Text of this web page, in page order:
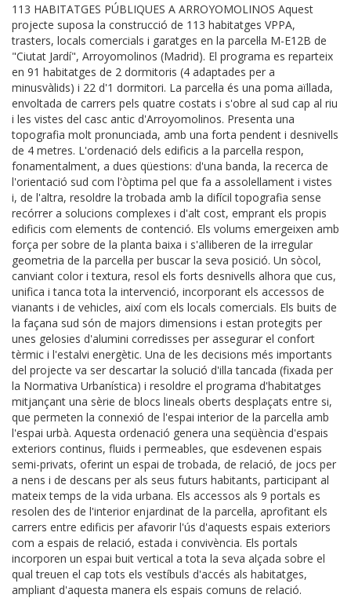
113 HABITATGES PÚBLIQUES A ARROYOMOLINOS Aquest
projecte suposa la construcció de 113 habitatges VPPA,
trasters, locals comercials i garatges en la parcel·la M-E12B de
"Ciutat Jardí", Arroyomolinos (Madrid). El programa es reparteix
en 91 habitatges de 2 dormitoris (4 adaptades per a
minusvàlids) i 22 d'1 dormitori. La parcel·la és una poma aïllada,
envoltada de carrers pels quatre costats i s'obre al sud cap al riu
i les vistes del casc antic d'Arroyomolinos. Presenta una
topografia molt pronunciada, amb una forta pendent i desnivells
de 4 metres. L'ordenació dels edificis a la parcel·la respon,
fonamentalment, a dues qüestions: d'una banda, la recerca de
l'orientació sud com l'òptima pel que fa a assolellament i vistes
i, de l'altra, resoldre la trobada amb la difícil topografia sense
recórrer a solucions complexes i d'alt cost, emprant els propis
edificis com elements de contenció. Els volums emergeixen amb
força per sobre de la planta baixa i s'alliberen de la irregular
geometria de la parcel·la per buscar la seva posició. Un sòcol,
canviant color i textura, resol els forts desnivells alhora que cus,
unifica i tanca tota la intervenció, incorporant els accessos de
vianants i de vehicles, així com els locals comercials. Els buits de
la façana sud són de majors dimensions i estan protegits per
unes gelosies d'alumini corredisses per assegurar el confort
tèrmic i l'estalvi energètic. Una de les decisions més importants
del projecte va ser descartar la solució d'illa tancada (fixada per
la Normativa Urbanística) i resoldre el programa d'habitatges
mitjançant una sèrie de blocs lineals oberts desplaçats entre si,
que permeten la connexió de l'espai interior de la parcel·la amb
l'espai urbà. Aquesta ordenació genera una seqüència d'espais
exteriors continus, fluids i permeables, que esdevenen espais
semi-privats, oferint un espai de trobada, de relació, de jocs per
a nens i de descans per als seus futurs habitants, participant al
mateix temps de la vida urbana. Els accessos als 9 portals es
resolen des de l'interior enjardinat de la parcel·la, aprofitant els
carrers entre edificis per afavorir l'ús d'aquests espais exteriors
com a espais de relació, estada i convivència. Els portals
incorporen un espai buit vertical a tota la seva alçada sobre el
qual treuen el cap tots els vestíbuls d'accés als habitatges,
ampliant d'aquesta manera els espais comuns de relació.